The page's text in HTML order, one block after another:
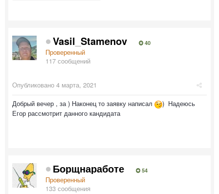
Vasil_Stamenov 40
Проверенный
117 сообщений
Опубликовано 4 марта, 2021
Добрый вечер , за ) Наконец то заявку написал
) Надеюсь
Егор рассмотрит данного кандидата
Борщнаработе 54
Проверенный
133 сообщения